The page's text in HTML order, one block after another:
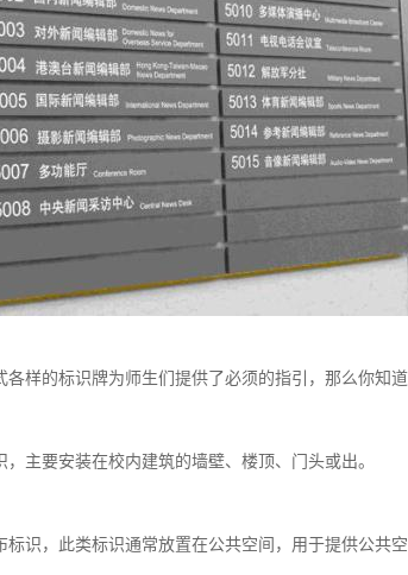
样的标识牌为师生们提供了必须的指引，那么你知
要安装在校内建筑的墙壁、楼顶、门头或出。
，此类标识通常放置在公共空间，用于提供公共